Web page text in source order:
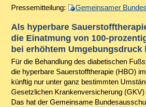
Pressemitteilung: Gemeinsamer
Als hyperbare
die Einatmung von 100-
bei erhöhtem Umgebungsdruck
Für die Behandlung des diabetischen
die hyperbare Sauerstofftherapie (HBO)
künftig nur unter ganz bestimmten
Gesetzlichen Krankenversicherung
Das hat der Gemeinsame